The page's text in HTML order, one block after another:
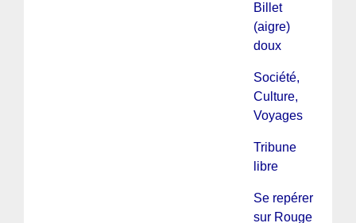
Billet
(aigre)
doux
Société,
Culture,
Voyages
Tribune
libre
Se repérer
sur Rouge